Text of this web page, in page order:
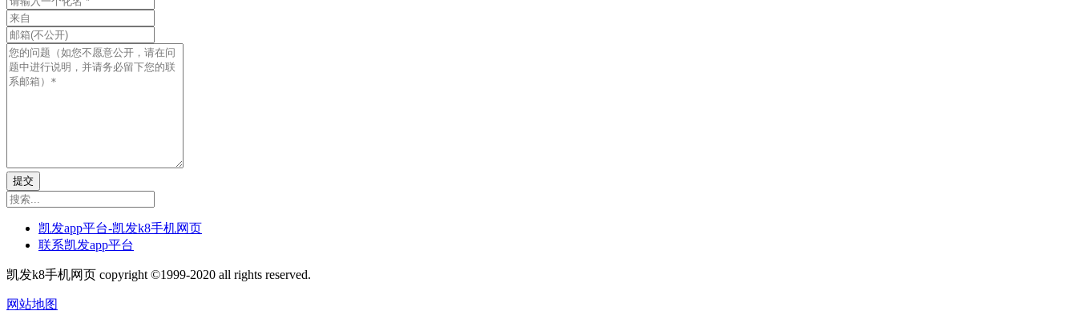
提交
凯发app平台-凯发k8手机网页
联系凯发app平台
凯发k8手机网页 copyright ©1999-2020 all rights reserved.
网站地图